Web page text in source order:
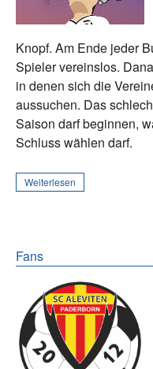
Knopf. Am Ende jeder
Spieler vereinslos.
in denen sich die
aussuchen. Das
Saison darf beginnen,
Schluss wählen darf.
Weiterlesen
Fans